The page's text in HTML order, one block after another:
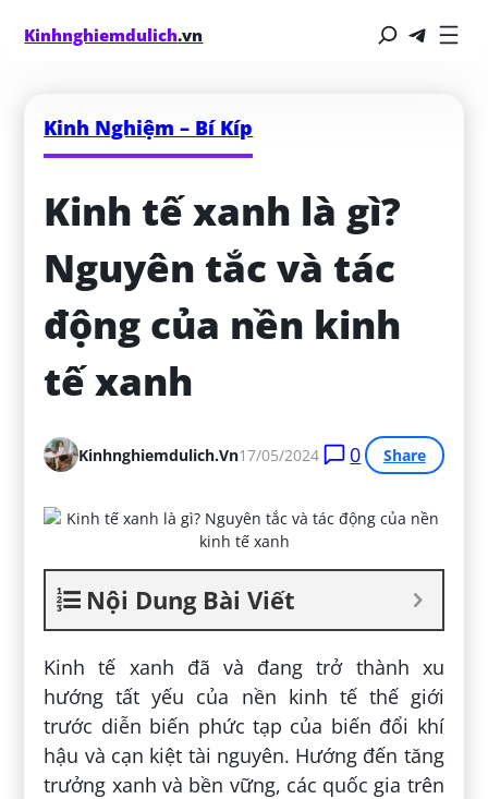
Kinhnghiemdulich.vn
Kinh Nghiệm – Bí Kíp
Kinh tế xanh là gì?
Nguyên tắc và tác
động của nền kinh
tế xanh
Kinhnghiemdulich.vn17/05/2024 0 Share
Nội Dung Bài Viết
Kinh tế xanh đã và đang trở thành xu
hướng tất yếu của nền kinh tế thế giới
trước diễn biến phức tạp của biến đổi khí
hậu và cạn kiệt tài nguyên. Hướng đến tăng
trưởng xanh và bền vững, các quốc gia trên